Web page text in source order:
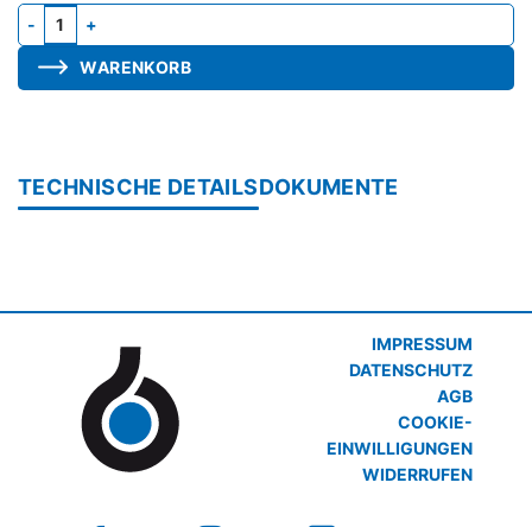
Adapter gerade, zu ALD-DD Menge
WARENKORB
TECHNISCHE DETAILSDOKUMENTE
IMPRESSUM
DATENSCHUTZ
AGB
COOKIE-
EINWILLIGUNGEN
WIDERRUFEN